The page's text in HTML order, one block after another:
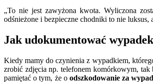
„To nie jest zawyżona kwota. Wyliczona
odśnieżone i bezpieczne chodniki to nie
Jak udokumentować
Kiedy mamy do czynienia z wypadkiem,
zrobić zdjęcia np. telefonem komórkowym,
pamiętać o tym, że o odszkodowanie za